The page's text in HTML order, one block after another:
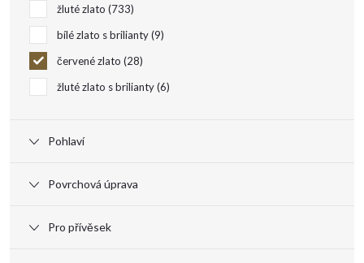
žluté zlato 733
bílé zlato s brilianty 9
červené zlato 28
žluté zlato s brilianty 6
Pohlaví
Povrchová úprava
Pro přívěsek